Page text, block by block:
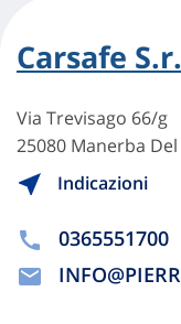
Carsafe
Via Trevisago 66/g
25080 Manerba Del
Indicazioni
0365551700